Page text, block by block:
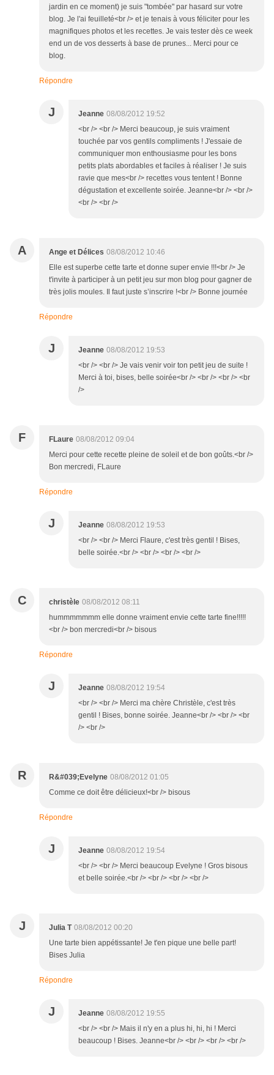
jardin en ce moment) je suis "tombée" par hasard sur votre
blog. Je l'ai feuilleté<br /> et je tenais à vous féliciter pour les
magnifiques photos et les recettes. Je vais tester dès ce week
end un de vos desserts à base de prunes... Merci pour ce
blog.
Répondre
J Jeanne 08/08/2012 19:52
<br /> <br /> Merci beaucoup, je suis vraiment
touchée par vos gentils compliments ! J'essaie de
communiquer mon enthousiasme pour les bons
petits plats abordables et faciles à réaliser ! Je suis
ravie que mes<br /> recettes vous tentent ! Bonne
dégustation et excellente soirée. Jeanne<br /> <br />
<br /> <br />
A Ange et Délices 08/08/2012 10:46
Elle est superbe cette tarte et donne super envie !!!<br /> Je
t'invite à participer à un petit jeu sur mon blog pour gagner de
très jolis moules. Il faut juste s’inscrire !<br /> Bonne journée
Répondre
J Jeanne 08/08/2012 19:53
<br /> <br /> Je vais venir voir ton petit jeu de suite !
Merci à toi, bises, belle soirée<br /> <br /> <br /> <br
/>
F FLaure 08/08/2012 09:04
Merci pour cette recette pleine de soleil et de bon goûts.<br />
Bon mercredi, FLaure
Répondre
J Jeanne 08/08/2012 19:53
<br /> <br /> Merci Flaure, c'est très gentil ! Bises,
belle soirée.<br /> <br /> <br /> <br />
C christèle 08/08/2012 08:11
hummmmmmm elle donne vraiment envie cette tarte fine!!!!!
<br /> bon mercredi<br /> bisous
Répondre
J Jeanne 08/08/2012 19:54
<br /> <br /> Merci ma chère Christèle, c'est très
gentil ! Bises, bonne soirée. Jeanne<br /> <br /> <br
/> <br />
R R&#039;Evelyne 08/08/2012 01:05
Comme ce doit être délicieux!<br /> bisous
Répondre
J Jeanne 08/08/2012 19:54
<br /> <br /> Merci beaucoup Evelyne ! Gros bisous
et belle soirée.<br /> <br /> <br /> <br />
J Julia T 08/08/2012 00:20
Une tarte bien appétissante! Je t'en pique une belle part!
Bises Julia
Répondre
J Jeanne 08/08/2012 19:55
<br /> <br /> Mais il n'y en a plus hi, hi, hi ! Merci
beaucoup ! Bises. Jeanne<br /> <br /> <br /> <br />